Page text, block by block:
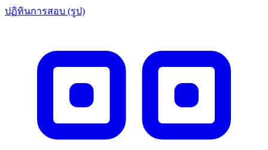
ปฏิทินการสอบ (รูป)